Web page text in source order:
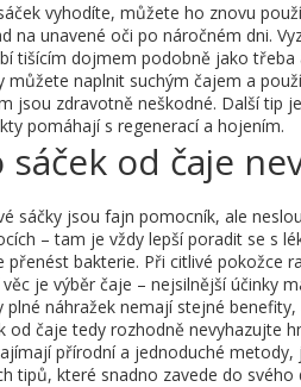
vyhodíte, můžete ho znovu
na unavené oči po náročném dni.
tišícím dojmem podobně jako třeba
můžete naplnit suchým čajem a
jsou zdravotně neškodné. Další tip
pomáhají s regenerací a hojením.
sáček od čaje
sáčky jsou fajn pomocník, ale
– tam je vždy lepší poradit se s
přenést bakterie. Při citlivé pokožce
věc je výběr čaje – nejsilnější účinky
plné náhražek nemají stejné
od čaje tedy rozhodně nevyhazujte
přírodní a jednoduché
tipů, které snadno zavede do svého